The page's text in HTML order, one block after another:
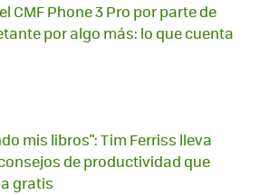
CMF Phone 3 Pro por parte de
por algo más: lo que cuenta
mis libros": Tim Ferriss lleva
de productividad que
gratis